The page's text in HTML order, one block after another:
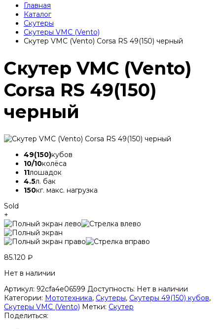
Главная
Каталог
Скутеры
Скутеры VMC (Vento)
Скутер VMC (Vento) Corsa RS 49(150) черный
Скутер VMC (Vento)
Corsa RS 49(150)
черный
49(150)кубов
10/10колёса
11лошадок
4.5л. бак
150кг. макс. нагрузка
Sold
+
85.120 ₽
Нет в наличии
Артикул: 92cfa4e06599 Доступность: Нет в наличии
Категории: Мототехника, Скутеры, Скутеры 49(150) кубов,
Скутеры VMC (Vento) Метки: Скутер
Поделиться: